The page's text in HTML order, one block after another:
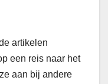
artikelen
een reis naar het
aan bij andere